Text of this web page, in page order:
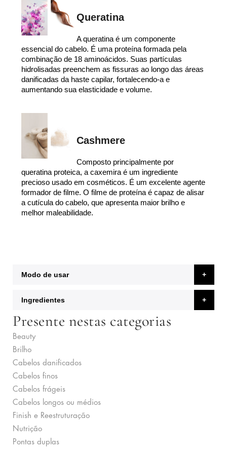
Queratina
A queratina é um componente
essencial do cabelo. É uma proteína formada pela
combinação de 18 aminoácidos. Suas partículas
hidrolisadas preenchem as fissuras ao longo das áreas
danificadas da haste capilar, fortalecendo-a e
aumentando sua elasticidade e volume.
Cashmere
Composto principalmente por
queratina proteica, a caxemira é um ingrediente
precioso usado em cosméticos. É um excelente agente
formador de filme. O filme de proteína é capaz de alisar
a cutícula do cabelo, que apresenta maior brilho e
melhor maleabilidade.
Modo de usar
Ingredientes
Presente nestas categorias
Beauty
Brilho
Cabelos danificados
Cabelos finos
Cabelos frágeis
Cabelos longos ou médios
Finish e Reestruturação
Nutrição
Pontas duplas